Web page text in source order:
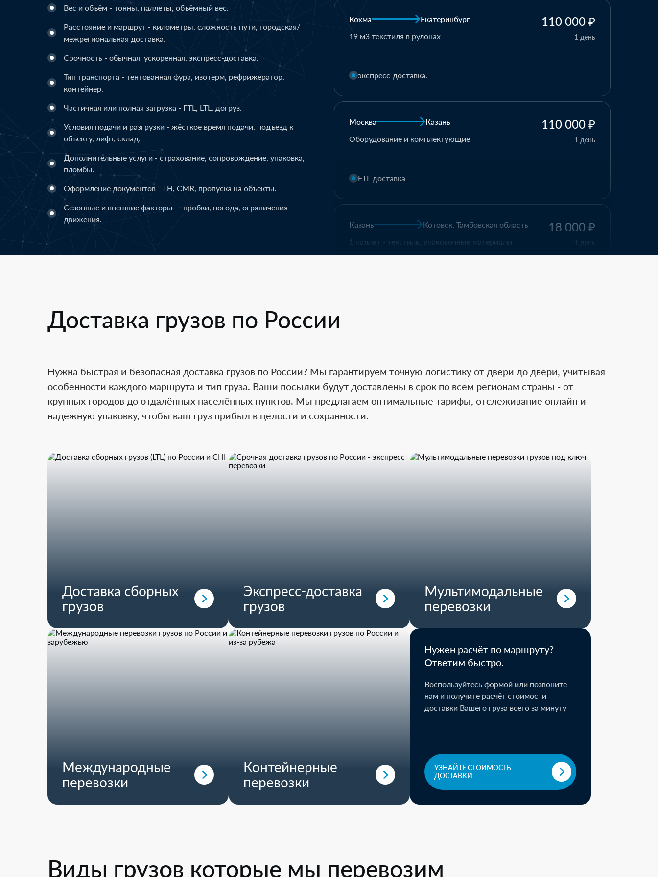
Вес и объём - тонны, паллеты, объёмный вес.
Расстояние и маршрут - километры, сложность пути, городская/
межрегиональная доставка.
Срочность - обычная, ускоренная, экспресс-доставка.
Тип транспорта - тентованная фура, изотерм, рефрижератор,
контейнер.
Частичная или полная загрузка - FTL, LTL, догруз.
Условия подачи и разгрузки - жёсткое время подачи, подъезд к
объекту, лифт, склад.
Дополнительные услуги - страхование, сопровождение, упаковка,
пломбы.
Оформление документов - ТН, CMR, пропуска на объекты.
Сезонные и внешние факторы — пробки, погода, ограничения
движения.
Москва
Казань
Оборудование и комплектующие
110 000 ₽
1 день
FTL доставка
Казань
Котовск, Тамбовская область
1 паллет - текстиль, упаковочные материалы
18 000 ₽
1 день
LTL доставка.
Киров
Хабаровск
резинотехнические изделия
700 000 ₽
10 дней
экспресс-доставка.
Доставка грузов по России
Нужна быстрая и безопасная доставка грузов по России? Мы гарантируем точную логистику от двери до двери, учитывая
особенности каждого маршрута и тип груза. Ваши посылки будут доставлены в срок по всем регионам страны - от
крупных городов до отдалённых населённых пунктов. Мы предлагаем оптимальные тарифы, отслеживание онлайн и
надежную упаковку, чтобы ваш груз прибыл в целости и сохранности.
Доставка сборных
грузов
Экспресс-доставка
грузов
Мультимодальные
перевозки
Международные
перевозки
Контейнерные
перевозки
Нужен расчёт по маршруту?
Ответим быстро.
Воспользуйтесь формой или позвоните
нам и получите расчёт стоимости
доставки Вашего груза всего за минуту
УЗНАЙТЕ СТОИМОСТЬ
ДОСТАВКИ
Виды грузов которые мы перевозим